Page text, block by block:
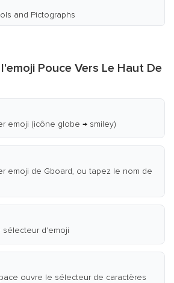
and Pictographs
Pouce Vers Le Haut De
emoji (icône globe → smiley)
emoji de Gboard, ou tapez le nom de
sélecteur d'emoji
ouvre le sélecteur de caractères